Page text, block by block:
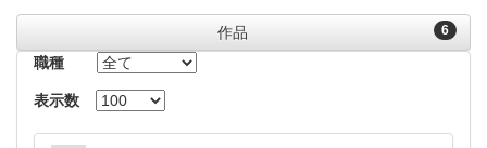
6
作品
職種
表示数